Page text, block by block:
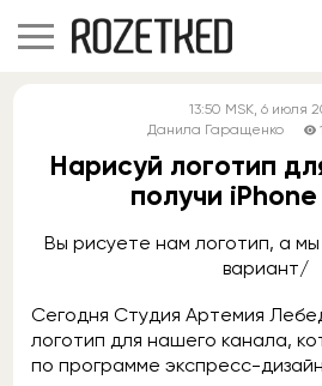
13:50 MSK, 6 июля
Данила Гаращенко
Нарисуй логотип
получи iPhone
Вы рисуете нам логотип, а
вариант/
Сегодня Студия Артемия
логотип для нашего канала,
по программе экспресс-